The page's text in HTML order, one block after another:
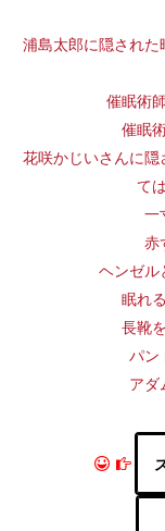
浦島太郎に隠され
催眠術
催眠
花咲かじいさんに
て
一
赤
ヘンゼル
眠れ
長靴
パン
アダ